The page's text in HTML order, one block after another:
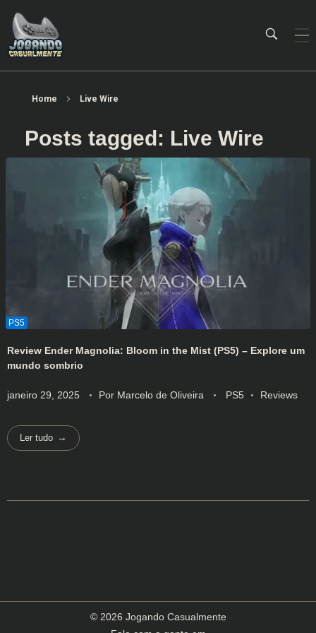
Home Live Wire
Posts tagged: Live Wire
Review Ender Magnolia: Bloom in the Mist (PS5) – Explore um
mundo sombrio
janeiro 29, 2025 Por Marcelo de Oliveira PS5 Reviews
Ler tudo
© 2026 Jogando Casualmente